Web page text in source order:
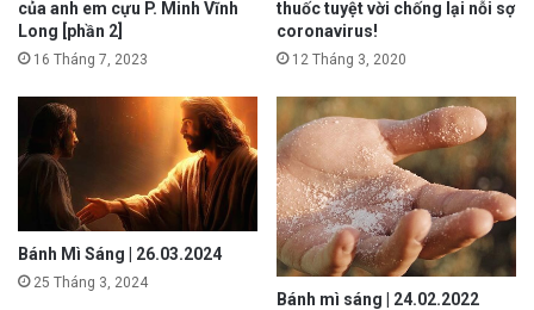
của anh em cựu P. Minh Vĩnh
Long [phần 2]
16 Tháng 7, 2023
thuốc tuyệt vời chống lại nỗi sợ
coronavirus!
12 Tháng 3, 2020
Bánh Mì Sáng | 26.03.2024
25 Tháng 3, 2024
Bánh mì sáng | 24.02.2022